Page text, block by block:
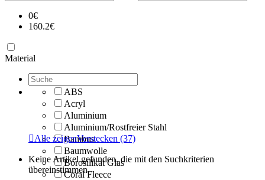
0€
160.2€
Material
ABS
Acryl
Aluminium
Aluminium/Rostfreier Stahl
Bambus
Baumwolle
Borosilikat Glas
Coral Fleece
Alle zeigenVerstecken (37)
Keine Artikel gefunden, die mit den Suchkriterien
übereinstimmen